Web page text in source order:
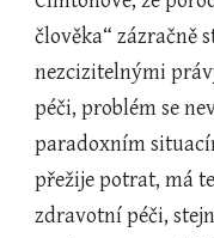
člověka“ zázračně
nezcizitelnými
péči, problém se
paradoxním
přežije potrat, má
zdravotní péči,